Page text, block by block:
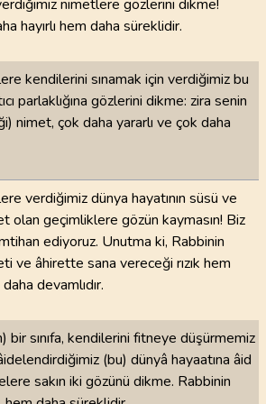
nimetlere gözlerini dikme!
hayırlı hem daha süreklidir.
kendilerini sınamak için verdiğimiz bu
parlaklığına gözlerini dikme: zira senin
nimet, çok daha yararlı ve çok daha
verdiğimiz dünya hayatının süsü ve
olan geçimliklere gözün kaymasın! Biz
ediyoruz. Unutma ki, Rabbinin
ve âhirette sana vereceği rızık hem
devamlıdır.
bir sınıfa, kendilerini fitneye düşürmemiz
(bu) dünyâ hayaatına âid
sakın iki gözünü dikme. Rabbinin